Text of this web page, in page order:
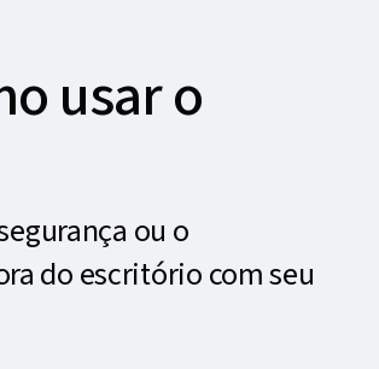
usar o
ou o
do escritório com seu